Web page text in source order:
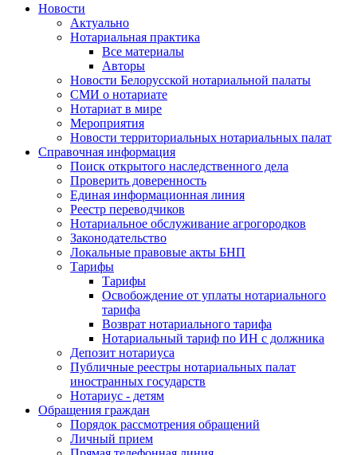
Новости
Актуально
Нотариальная практика
Все материалы
Авторы
Новости Белорусской нотариальной палаты
СМИ о нотариате
Нотариат в мире
Мероприятия
Новости территориальных нотариальных палат
Справочная информация
Поиск открытого наследственного дела
Проверить доверенность
Единая информационная линия
Реестр переводчиков
Нотариальное обслуживание агрогородков
Законодательство
Локальные правовые акты БНП
Тарифы
Тарифы
Освобождение от уплаты нотариального
тарифа
Возврат нотариального тарифа
Нотариальный тариф по ИН с должника
Депозит нотариуса
Публичные реестры нотариальных палат
иностранных государств
Нотариус - детям
Обращения граждан
Порядок рассмотрения обращений
Личный прием